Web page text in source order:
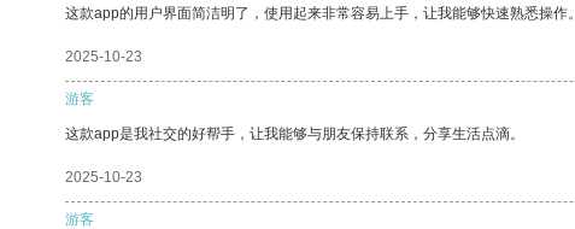
这款app的用户界面简洁明了，使用起来非常容易上手，让我能够快速熟悉操作。
2025-10-23
游客
这款app是我社交的好帮手，让我能够与朋友保持联系，分享生活点滴。
2025-10-23
游客